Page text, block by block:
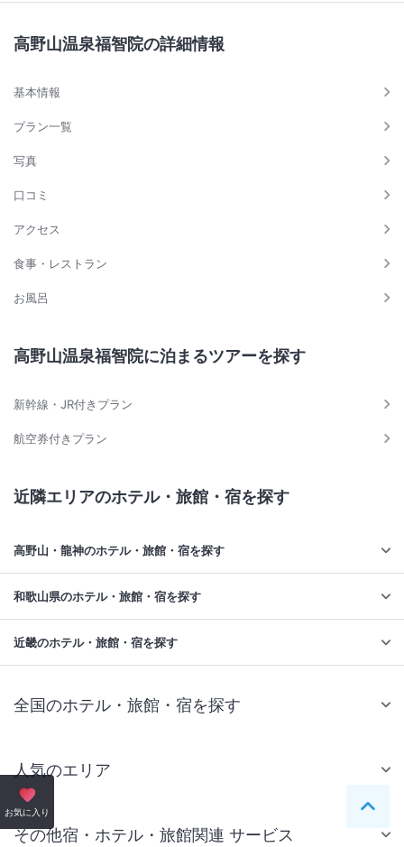
お気に入り ペー
高野山温泉福智院の詳細情報
基本情報
プラン一覧
写真
口コミ
アクセス
食事・レストラン
お風呂
高野山温泉福智院に泊まるツアーを探す
新幹線・JR付きプラン
航空券付きプラン
近隣エリアのホテル・旅館・宿を探す
高野山・龍神のホテル・旅館・宿を探す
和歌山県のホテル・旅館・宿を探す
近畿のホテル・旅館・宿を探す
全国のホテル・旅館・宿を探す
人気のエリア
札幌 ホテル
その他宿・ホテル・旅館関連 サービス